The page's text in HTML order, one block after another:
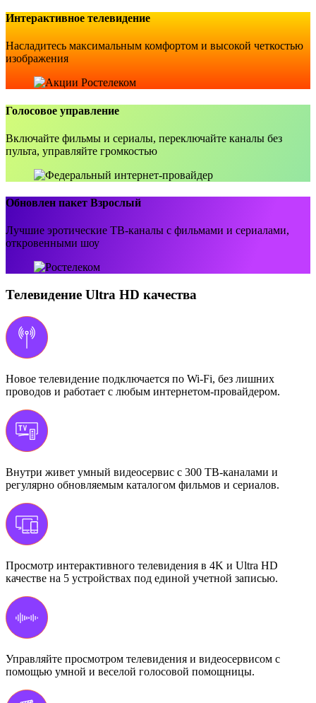
Интерактивное телевидение
Насладитесь максимальным комфортом и высокой четкостью
изображения
Голосовое управление
Включайте фильмы и сериалы, переключайте каналы без
пульта, управляйте громкостью
Обновлен пакет Взрослый
Лучшие эротические ТВ-каналы с фильмами и сериалами,
откровенными шоу
Телевидение Ultra HD качества
Новое телевидение подключается по Wi-Fi, без лишних
проводов и работает с любым интернетом-провайдером.
Внутри живет умный видеосервис с 300 ТВ-каналами и
регулярно обновляемым каталогом фильмов и сериалов.
Просмотр интерактивного телевидения в 4K и Ultra HD
качестве на 5 устройствах под единой учетной записью.
Управляйте просмотром телевидения и видеосервисом с
помощью умной и веселой голосовой помощницы.